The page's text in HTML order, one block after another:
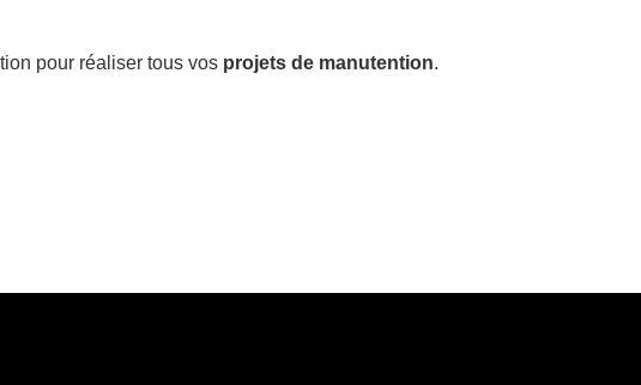
pour réaliser tous vos projets de manutention.